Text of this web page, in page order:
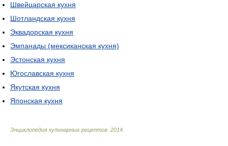
Швейцарская кухня
Шотландская кухня
Эквадорская кухня
Эмпанады (мексиканская кухня)
Эстонская кухня
Югославская кухня
Якутская кухня
Японская кухня
Энциклопедия кулинарных рецептов 2014